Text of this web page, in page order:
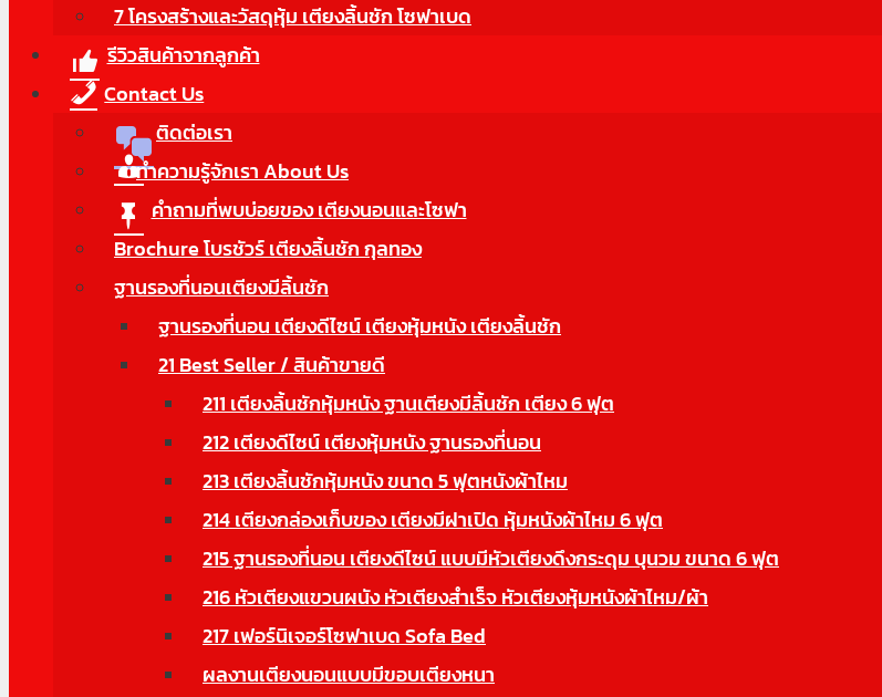
7 โครงสร้างและวัสดุหุ้ม เตียงลิ้นชัก โซฟาเบด
รีวิวสินค้าจากลูกค้า
Contact Us
ติดต่อเรา
ทำความรู้จักเรา About Us
คำถามที่พบบ่อยของ เตียงนอนและโซฟา
Brochure โบรชัวร์ เตียงลิ้นชัก กุลทอง
ฐานรองที่นอนเตียงมีลิ้นชัก
ฐานรองที่นอน เตียงดีไซน์ เตียงหุ้มหนัง เตียงลิ้นชัก
21 Best Seller / สินค้าขายดี
211 เตียงลิ้นชักหุ้มหนัง ฐานเตียงมีลิ้นชัก เตียง 6 ฟุต
212 เตียงดีไซน์ เตียงหุ้มหนัง ฐานรองที่นอน
213 เตียงลิ้นชักหุ้มหนัง ขนาด 5 ฟุตหนังผ้าไหม
214 เตียงกล่องเก็บของ เตียงมีฝาเปิด หุ้มหนังผ้าไหม 6 ฟุต
215 ฐานรองที่นอน เตียงดีไซน์ แบบมีหัวเตียงดึงกระดุม บุนวม ขนาด 6 ฟุต
216 หัวเตียงแขวนผนัง หัวเตียงสำเร็จ หัวเตียงหุ้มหนังผ้าไหม/ผ้า
217 เฟอร์นิเจอร์โซฟาเบด Sofa Bed
ผลงานเตียงนอนแบบมีขอบเตียงหนา